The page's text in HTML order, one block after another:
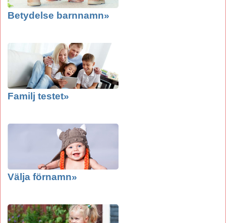
Betydelse barnnamn»
Familj testet»
Välja förnamn»